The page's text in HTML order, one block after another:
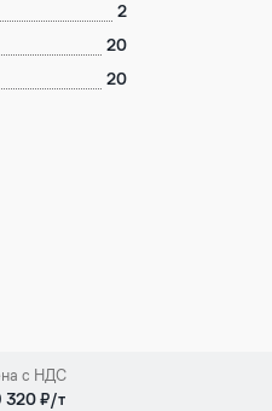
2
20
20
с НДС
320 ₽/т